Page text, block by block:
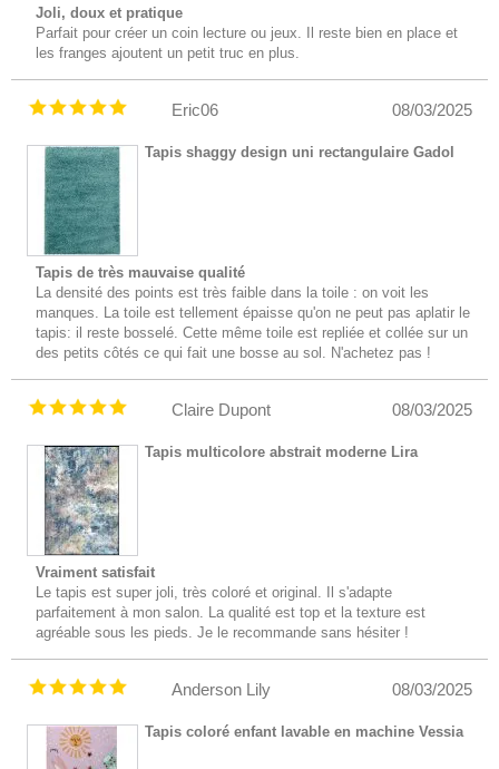
Joli, doux et pratique
Parfait pour créer un coin lecture ou jeux. Il reste bien en place et
les franges ajoutent un petit truc en plus.
08/03/2025
Eric06
Tapis shaggy design uni rectangulaire Gadol
Tapis de très mauvaise qualité
La densité des points est très faible dans la toile : on voit les
manques. La toile est tellement épaisse qu'on ne peut pas aplatir le
tapis: il reste bosselé. Cette même toile est repliée et collée sur un
des petits côtés ce qui fait une bosse au sol. N'achetez pas !
08/03/2025
Claire Dupont
Tapis multicolore abstrait moderne Lira
Vraiment satisfait
Le tapis est super joli, très coloré et original. Il s'adapte
parfaitement à mon salon. La qualité est top et la texture est
agréable sous les pieds. Je le recommande sans hésiter !
08/03/2025
Anderson Lily
Tapis coloré enfant lavable en machine Vessia